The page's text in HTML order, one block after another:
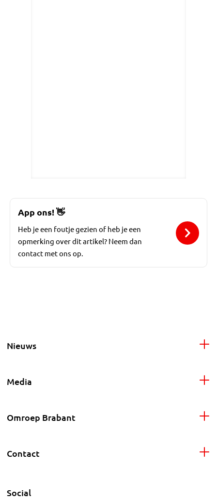
App ons!👋
Heb je een foutje gezien of heb je een
opmerking over dit artikel? Neem dan
contact met ons op.
Nieuws
Media
Omroep Brabant
Contact
Social